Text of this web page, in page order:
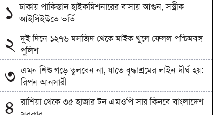
১ ঢাকায় পাকিস্তান হাইকমিশনারের বাসায় আগুন, সস্ত্রীক
আইসিইউতে ভর্তি
২
দুই দিনে ১২৭৬ মসজিদ থেকে মাইক খুলে ফেলল পশ্চিমবঙ্গ
পুলিশ
৩ এমন শিশু গড়ে তুলবেন না, যাতে বৃদ্ধাশ্রমের লাইন দীর্ঘ হয়:
রিপন আনসারী
৪
রাশিয়া থেকে ৩৫ হাজার টন এমওপি সার কিনবে বাংলাদেশ